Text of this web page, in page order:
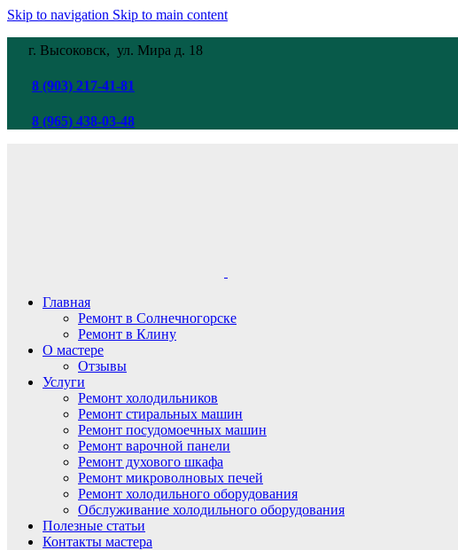
Skip to navigation Skip to main content
г. Высоковск, ул. Мира д. 18
8 (903) 217-41-81
8 (965) 438-03-48
Главная
Ремонт в Солнечногорске
Ремонт в Клину
О мастере
Отзывы
Услуги
Ремонт холодильников
Ремонт стиральных машин
Ремонт посудомоечных машин
Ремонт варочной панели
Ремонт духового шкафа
Ремонт микроволновых печей
Ремонт холодильного оборудования
Обслуживание холодильного оборудования
Полезные статьи
Контакты мастера